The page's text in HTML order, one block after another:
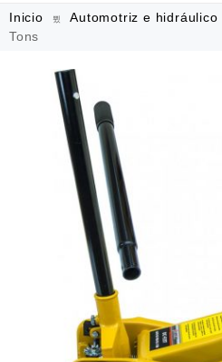
Madera
Automotriz e hidráulico
Neumática
Ferretería
Mezcladoras
Línea de productos Virutex
Campismo
Inicio Automotriz e hidráulico
Tons